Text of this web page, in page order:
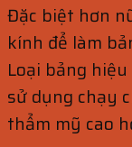
Đặc biệt hơn
kính để làm
Loại bảng
sử dụng chạy
thẩm mỹ cao